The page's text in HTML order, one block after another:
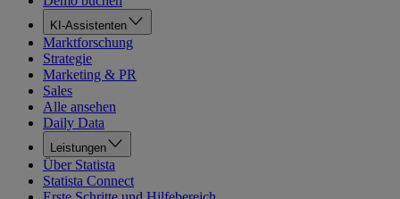
KI-Assistenten
Marktforschung
Strategie
Marketing & PR
Sales
Alle ansehen
Daily Data
Leistungen
Über Statista
Statista Connect